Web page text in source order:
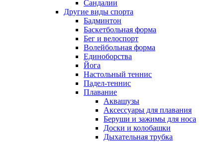
Сандалии
Другие виды спорта
Бадминтон
Баскетбольная форма
Бег и велоспорт
Волейбольная форма
Единоборства
Йога
Настольный теннис
Падел-теннис
Плавание
Аквашузы
Аксессуары для плавания
Беруши и зажимы для носа
Доски и колобашки
Дыхательная трубка